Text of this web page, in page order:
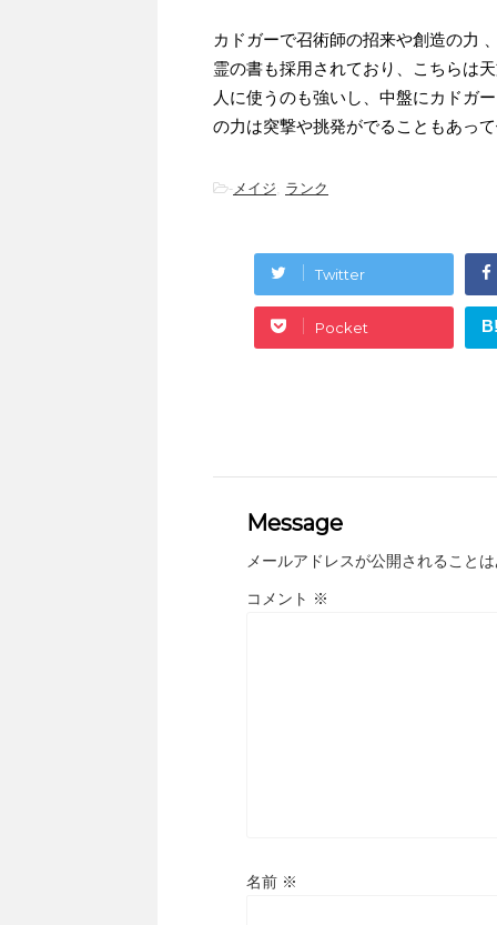
カドガーで召術師の招来や創造の力
霊の書も採用されており、こちらは
人に使うのも強いし、中盤にカドガ
の力は突撃や挑発がでることもあっ
-メイジ, ランク
Twitter
Pocket
Message
メールアドレスが公開されること
コメント ※
名前 ※